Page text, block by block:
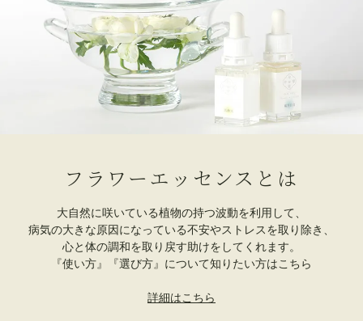
フラワーエッセンスとは
大自然に咲いている植物の持つ波動を利用して、
病気の大きな原因になっている不安やストレスを取り除き、
心と体の調和を取り戻す助けをしてくれます。
『使い方』『選び方』について知りたい方はこちら
詳細はこちら